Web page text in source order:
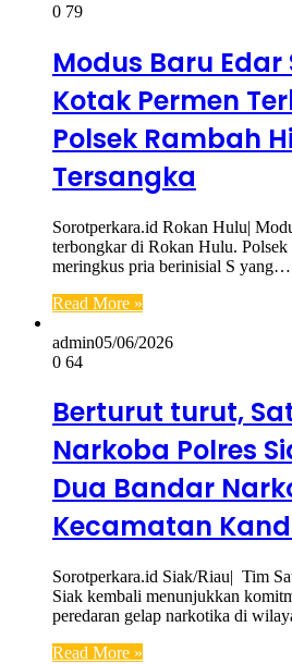
0 79
Modus Baru Edar
Kotak Permen
Polsek Rambah
Tersangka
Sorotperkara.id Rokan Hulu|
terbongkar di Rokan Hulu.
meringkus pria berinisial S yang…
Read More »
admin05/06/2026
0 64
Berturut turut,
Narkoba Polres
Dua Bandar
Kecamatan
Sorotperkara.id Siak/Riau| Tim
Siak kembali menunjukkan
peredaran gelap narkotika di
Read More »